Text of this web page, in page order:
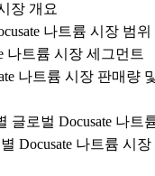
장 개요
나트륨 시장 범위
나트륨 시장 세그먼트
나트륨 시장 판매량
글로벌 Docusate 나트
Docusate 나트륨 시